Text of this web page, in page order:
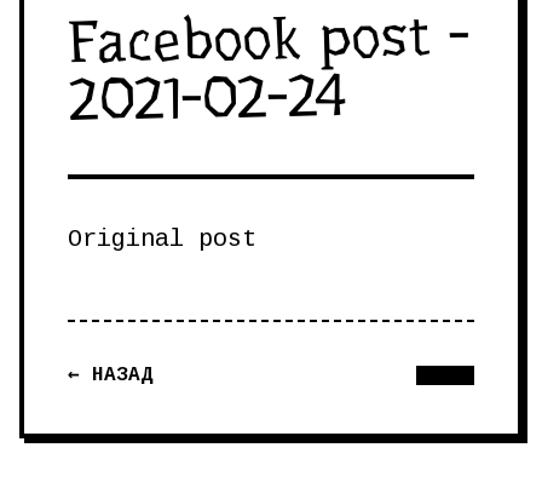
Facebook post -
2021-02-24
Original post
← НАЗАД